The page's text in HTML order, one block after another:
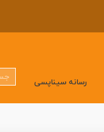
رسانه سیناپسی